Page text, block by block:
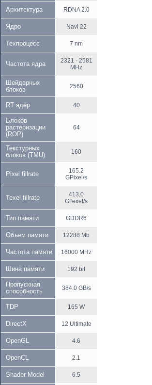
Архитектура RDNA 2.0
Ядро Navi 22
Техпроцесс 7 nm
Частота ядра
2321 - 2581
MHz
Шейдерных
блоков
2560
RT ядер 40
Блоков
растеризации
(ROP)
64
Текстурных
блоков (TMU)
160
Pixel fillrate
165.2
GPixel/s
Texel fillrate
413.0
GTexel/s
Тип памяти GDDR6
Объем памяти 12288 Mb
Частота памяти 16000 MHz
Шина памяти 192 bit
Пропускная
способность
384.0 GB/s
TDP 165 W
DirectX 12 Ultimate
OpenGL 4.6
OpenCL 2.1
Shader Model 6.5